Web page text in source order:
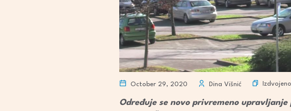
October 29, 2020 Dina Višnić Izdvojeno
Određuje se novo privremeno